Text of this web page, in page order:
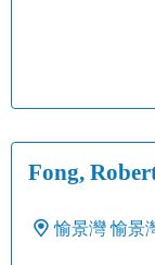
Fong,
愉景灣 愉景